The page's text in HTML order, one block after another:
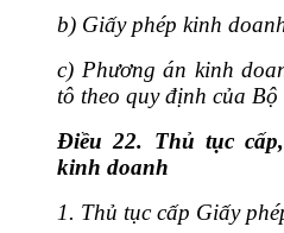
b) Giấy phép kinh
c) Phương án kinh
tô theo quy định của
Điều 22. Thủ tục
kinh doanh
1. Thủ tục cấp Giấy